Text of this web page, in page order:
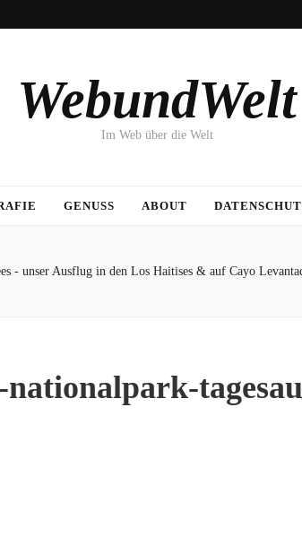
WebundWelt
Im Web über die Welt
GENUSS ABOUT
- unser Ausflug in den Los Haitises & auf Cayo